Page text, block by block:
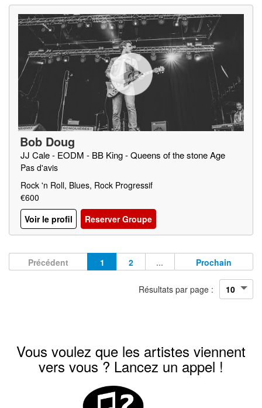
Bob Doug
JJ Cale - EODM - BB King - Queens of the stone Age
Pas d'avis
Rock 'n Roll, Blues, Rock Progressif
€600
Voir le profil
Reserver Groupe
Précédent 1 2 ... Prochain
Résultats par page :
Vous voulez que les artistes viennent
vers vous ? Lancez un appel !